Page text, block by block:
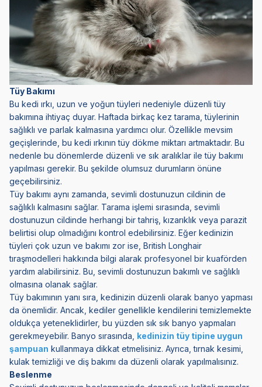
Tüy Bakımı
Bu kedi ırkı, uzun ve yoğun tüyleri nedeniyle düzenli tüy
bakımına ihtiyaç duyar. Haftada birkaç kez tarama, tüylerinin
sağlıklı ve parlak kalmasına yardımcı olur. Özellikle mevsim
geçişlerinde, bu kedi ırkının tüy dökme miktarı artmaktadır. Bu
nedenle bu dönemlerde düzenli ve sık aralıklar ile tüy bakımı
yapılması gerekir. Bu şekilde olumsuz durumların önüne
geçebilirsiniz.
Tüy bakımı aynı zamanda, sevimli dostunuzun cildinin de
sağlıklı kalmasını sağlar. Tarama işlemi sırasında, sevimli
dostunuzun cildinde herhangi bir tahriş, kızarıklık veya parazit
belirtisi olup olmadığını kontrol edebilirsiniz. Eğer kedinizin
tüyleri çok uzun ve bakımı zor ise, British Longhair
tıraşmodelleri hakkında bilgi alarak profesyonel bir kuaförden
yardım alabilirsiniz. Bu, sevimli dostunuzun bakımlı ve sağlıklı
olmasına olanak sağlar.
Tüy bakımının yanı sıra, kedinizin düzenli olarak banyo yapması
da önemlidir. Ancak, kediler genellikle kendilerini temizlemekte
oldukça yeteneklidirler, bu yüzden sık sık banyo yapmaları
gerekmeyebilir. Banyo sırasında, kedinizin tüy tipine uygun
şampuan kullanmaya dikkat etmelisiniz. Ayrıca, tırnak kesimi,
kulak temizliği ve diş bakımı da düzenli olarak yapılmalısınız.
Beslenme